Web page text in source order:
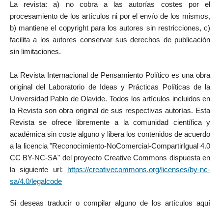
La revista: a) no cobra a las autorías costes por el
procesamiento de los artículos ni por el envío de los mismos,
b) mantiene el copyright para los autores sin restricciones, c)
facilita a los autores conservar sus derechos de publicación
sin limitaciones.
La Revista Internacional de Pensamiento Político es una obra
original del Laboratorio de Ideas y Prácticas Políticas de la
Universidad Pablo de Olavide. Todos los artículos incluidos en
la Revista son obra original de sus respectivas autorías. Esta
Revista se ofrece libremente a la comunidad científica y
académica sin coste alguno y libera los contenidos de acuerdo
a la licencia "Reconocimiento-NoComercial-CompartirIgual 4.0
CC BY-NC-SA" del proyecto Creative Commons dispuesta en
la siguiente url: https://creativecommons.org/licenses/by-nc-
sa/4.0/legalcode
Si deseas traducir o compilar alguno de los artículos aquí